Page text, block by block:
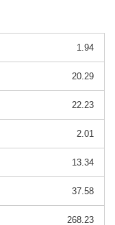
1.94
20.29
22.23
2.01
13.34
37.58
268.23